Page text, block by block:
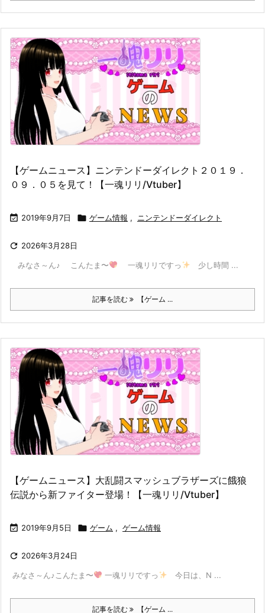
【ゲームニュース】ニンテンドーダイレクト２０１９．
０９．０５を見て！【一魂リリ/Vtuber】
 2019年9月7日  ゲーム情報 , ニンテンドーダイレクト
 2026年3月28日
みなさ～ん♪ こんたま〜 一魂リリですっ 少し時間 ...
記事を読む 【ゲーム ...
【ゲームニュース】大乱闘スマッシュブラザーズに餓狼
伝説から新ファイター登場！【一魂リリ/Vtuber】
 2019年9月5日  ゲーム , ゲーム情報
 2026年3月24日
​ みなさ～ん♪こんたま〜 一魂リリですっ ​ 今日は、N ...
記事を読む 【ゲーム ...